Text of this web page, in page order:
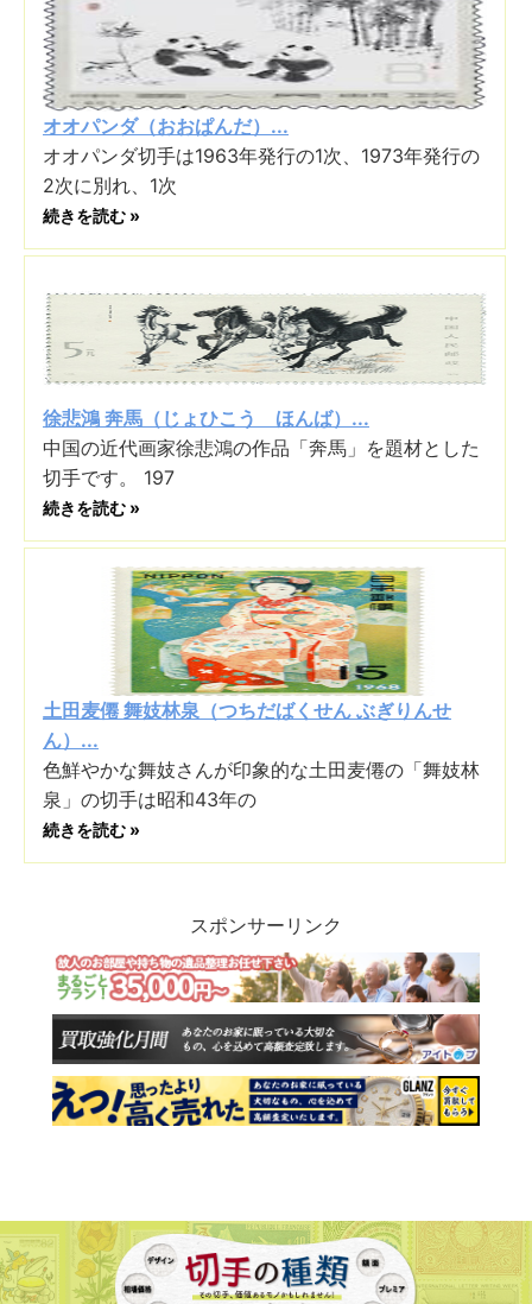
オオパンダ（おおぱんだ）...
オオパンダ切手は1963年発行の1次、1973年発行の
2次に別れ、1次
続きを読む »
徐悲鴻 奔馬（じょひこう ほんば）...
中国の近代画家徐悲鴻の作品「奔馬」を題材とした
切手です。 197
続きを読む »
土田麦僊 舞妓林泉（つちだばくせん ぶぎりんせ
ん）...
色鮮やかな舞妓さんが印象的な土田麦僊の「舞妓林
泉」の切手は昭和43年の
続きを読む »
スポンサーリンク